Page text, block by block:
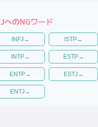
へのNGワード
INFJ → ISTP→
INTP→ ESTP→
ENTP→ ESTJ →
ENTJ →